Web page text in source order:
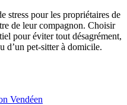
stress pour les propriétaires de
de leur compagnon. Choisir
pour éviter tout désagrément,
d’un pet-sitter à domicile.
Vendéen